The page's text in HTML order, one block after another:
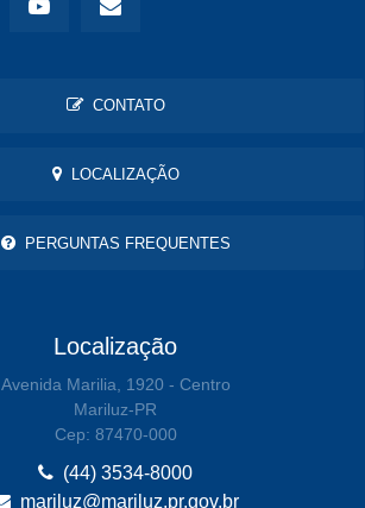
CONTATO
LOCALIZAÇÃO
PERGUNTAS FREQUENTES
Localização
Avenida Marilia, 1920 - Centro
Mariluz-PR
Cep: 87470-000
(44) 3534-8000
mariluz@mariluz.pr.gov.br